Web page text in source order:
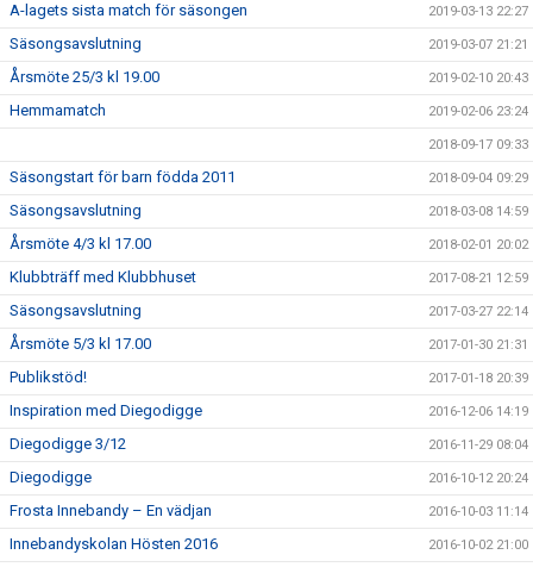
A-lagets sista match för säsongen 2019-03-13 22:27
Säsongsavslutning 2019-03-07 21:21
Årsmöte 25/3 kl 19.00 2019-02-10 20:43
Hemmamatch 2019-02-06 23:24
2018-09-17 09:33
Säsongstart för barn födda 2011 2018-09-04 09:29
Säsongsavslutning 2018-03-08 14:59
Årsmöte 4/3 kl 17.00 2018-02-01 20:02
Klubbträff med Klubbhuset 2017-08-21 12:59
Säsongsavslutning 2017-03-27 22:14
Årsmöte 5/3 kl 17.00 2017-01-30 21:31
Publikstöd! 2017-01-18 20:39
Inspiration med Diegodigge 2016-12-06 14:19
Diegodigge 3/12 2016-11-29 08:04
Diegodigge 2016-10-12 20:24
Frosta Innebandy – En vädjan 2016-10-03 11:14
Innebandyskolan Hösten 2016 2016-10-02 21:00